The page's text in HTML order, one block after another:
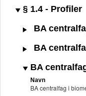
§ 1.4 - Profiler
BA
BA
BA
Navn
BA centralfag i